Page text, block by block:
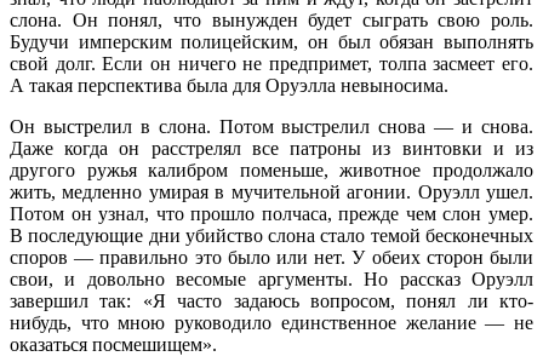
слона. Он понял, что вынужден будет сыграть свою роль.
Будучи имперским полицейским, он был обязан выполнять
свой долг. Если он ничего не предпримет, толпа засмеет его.
А такая перспектива была для Оруэлла невыносима.
Он выстрелил в слона. Потом выстрелил снова — и снова.
Даже когда он расстрелял все патроны из винтовки и из
другого ружья калибром поменьше, животное продолжало
жить, медленно умирая в мучительной агонии. Оруэлл ушел.
Потом он узнал, что прошло полчаса, прежде чем слон умер.
В последующие дни убийство слона стало темой бесконечных
споров — правильно это было или нет. У обеих сторон были
свои, и довольно весомые аргументы. Но рассказ Оруэлл
завершил так: «Я часто задаюсь вопросом, понял ли кто-
нибудь, что мною руководило единственное желание — не
оказаться посмешищем».